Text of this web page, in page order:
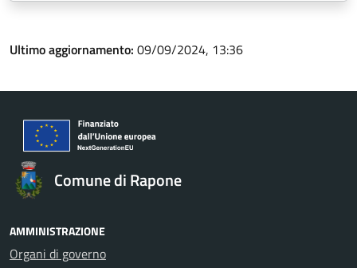
Ultimo aggiornamento: 09/09/2024, 13:36
Comune di Rapone
AMMINISTRAZIONE
Organi di governo